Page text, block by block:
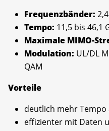
Frequenzbänder:
Tempo: 11,5 bis 46,1
Maximale MIMO-
Modulation: UL/DL
QAM
Vorteile
deutlich mehr Tempo
effizienter mit Daten